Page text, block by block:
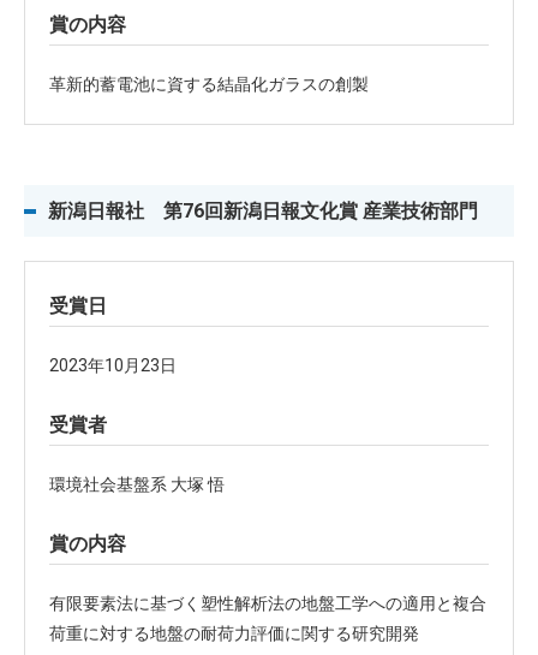
賞の内容
革新的蓄電池に資する結晶化ガラスの創製
新潟日報社 第76回新潟日報文化賞 産業技術部門
受賞日
2023年10月23日
受賞者
環境社会基盤系 大塚 悟
賞の内容
有限要素法に基づく塑性解析法の地盤工学への適用と複合
荷重に対する地盤の耐荷力評価に関する研究開発